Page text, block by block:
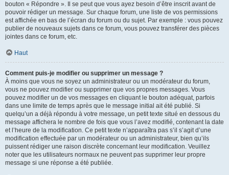
bouton « Répondre ». Il se peut que vous ayez besoin d’être inscrit avant de
pouvoir rédiger un message. Sur chaque forum, une liste de vos permissions
est affichée en bas de l’écran du forum ou du sujet. Par exemple : vous pouvez
publier de nouveaux sujets dans ce forum, vous pouvez transférer des pièces
jointes dans ce forum, etc.
Haut
Comment puis-je modifier ou supprimer un message ?
À moins que vous ne soyez un administrateur ou un modérateur du forum,
vous ne pouvez modifier ou supprimer que vos propres messages. Vous
pouvez modifier un de vos messages en cliquant le bouton adéquat, parfois
dans une limite de temps après que le message initial ait été publié. Si
quelqu’un a déjà répondu à votre message, un petit texte situé en dessous du
message affichera le nombre de fois que vous l’avez modifié, contenant la date
et l’heure de la modification. Ce petit texte n’apparaîtra pas s’il s’agit d’une
modification effectuée par un modérateur ou un administrateur, bien qu’ils
puissent rédiger une raison discrète concernant leur modification. Veuillez
noter que les utilisateurs normaux ne peuvent pas supprimer leur propre
message si une réponse a été publiée.